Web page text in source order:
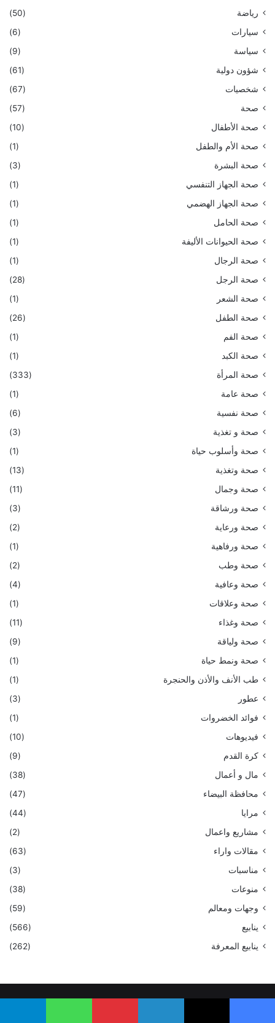
رياضة
(50)
سيارات
(6)
سياسة
(9)
شؤون دولية
(61)
شخصيات
(67)
صحة
(57)
صحة الأطفال
(10)
صحة الأم والطفل
(1)
صحة البشرة
(3)
صحة الجهاز التنفسي
(1)
صحة الجهاز الهضمي
(1)
صحة الحامل
(1)
صحة الحيوانات الأليفة
(1)
صحة الرجال
(1)
صحة الرجل
(28)
صحة الشعر
(1)
صحة الطفل
(26)
صحة الفم
(1)
صحة الكبد
(1)
صحة المرأة
(333)
صحة عامة
(1)
صحة نفسية
(6)
صحة و تغذية
(3)
صحة وأسلوب حياة
(1)
صحة وتغذية
(13)
صحة وجمال
(11)
صحة ورشاقة
(3)
صحة ورعاية
(2)
صحة ورفاهية
(1)
صحة وطب
(2)
صحة وعافية
(4)
صحة وعلاقات
(1)
صحة وغذاء
(11)
صحة ولياقة
(9)
صحة ونمط حياة
(1)
طب الأنف والأذن والحنجرة
(1)
عطور
(3)
فوائد الخضروات
(1)
فيديوهات
(10)
كرة القدم
(9)
مال و أعمال
(38)
محافظة البيضاء
(47)
مرايا
(44)
مشاريع واعمال
(2)
مقالات واراء
(63)
مناسبات
(3)
منوعات
(38)
وجهات ومعالم
(59)
ينابيع
(566)
ينابيع المعرفة
(262)